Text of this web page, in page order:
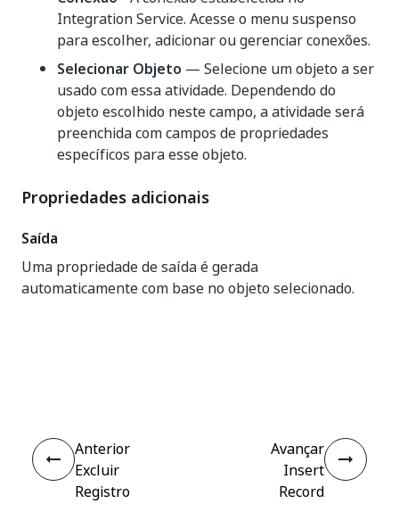
Integration Service. Acesse o menu suspenso
para escolher, adicionar ou gerenciar conexões.
Selecionar Objeto — Selecione um objeto a ser
usado com essa atividade. Dependendo do
objeto escolhido neste campo, a atividade será
preenchida com campos de propriedades
específicos para esse objeto.
Propriedades adicionais
Saída
Uma propriedade de saída é gerada
automaticamente com base no objeto selecionado.
Anterior
Excluir
Registro
Avançar
Insert
Record